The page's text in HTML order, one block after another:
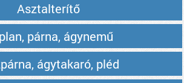
Asztalterítő
párna, ágynemű
ágytakaró, pléd